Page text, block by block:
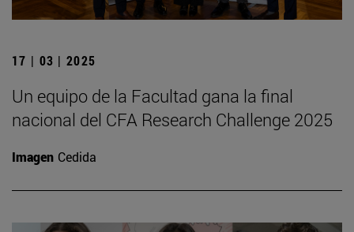
17 | 03 | 2025
Un equipo de la Facultad gana la final
nacional del CFA Research Challenge 2025
Imagen Cedida